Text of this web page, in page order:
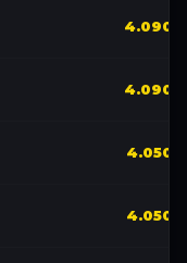
4.090
4.090
4.050
4.050